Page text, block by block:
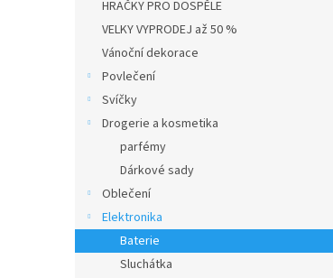
HRAČKY PRO DOSPĚLE
VELKY VYPRODEJ až 50 %
Vánoční dekorace
Povlečení
Svíčky
Drogerie a kosmetika
parfémy
Dárkové sady
Oblečení
Elektronika
Baterie
Sluchátka